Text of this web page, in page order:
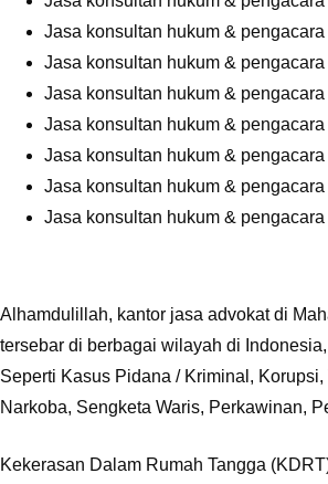
Jasa konsultan hukum &
Jasa konsultan hukum &
Jasa konsultan hukum &
Jasa konsultan hukum &
Jasa konsultan hukum &
Jasa konsultan hukum &
Jasa konsultan hukum &
Alhamdulillah, kantor jasa advokat di
tersebar di berbagai wilayah di
Seperti Kasus Pidana / Kriminal,
Narkoba, Sengketa Waris, Perkawinan,
Kekerasan Dalam Rumah Tangga